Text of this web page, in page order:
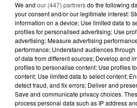
RETROUVEZ TOUTE L'ACTU
RECEVEZ LES ALERTES
EN TÉLÉCHARGEANT
RCA
We and our (447) partnersdo the following
your consent and/or our legitimate interest:
information on a device; Use limited data to
profiles for personalised advertising; Use
advertising; Measure advertising
performance; Understand audiences
of data from different sources; Develop and
profiles to personalise content; Use profiles
content; Use limited data to select content;
detect fraud, and fix errors; Deliver and
Save and communicate privacy choices.
process personal data such as IP address